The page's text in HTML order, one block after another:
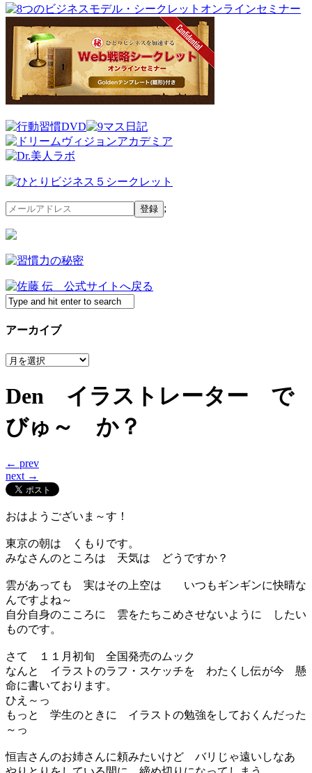
;
アーカイブ
ア
カ
イ
ブ
Den イラストレーター で
びゅ～ か？
← prev
next →
おはようございま～す！
東京の朝は くもりです。
みなさんのところは 天気は どうですか？
雲があっても 実はその上空は いつもギンギンに快晴な
んですよね～
自分自身のこころに 雲をたちこめさせないように したい
ものです。
さて １１月初旬 全国発売のムック
なんと イラストのラフ・スケッチを わたくし伝が今 懸
命に書いております。
ひえ～っ
もっと 学生のときに イラストの勉強をしておくんだった
～っ
恒吉さんのお姉さんに頼みたいけど バリじゃ遠いしなあ